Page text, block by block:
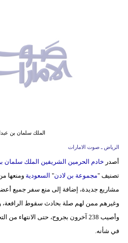
الملك سلمان بن
الرياض ـ صوت الامارات
أصدر خادم الحرمين الشريفين الملك سلمان
تصنيف "مجموعة بن لادن" السعودية ومنعها
مشاريع جديدة، إضافة إلى منع سفر جميع
وأصيب 238 آخرون بجروح، حتى الانتهاء
في شأنه.